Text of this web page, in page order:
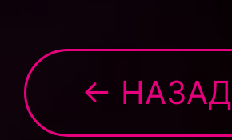
← НАЗАД